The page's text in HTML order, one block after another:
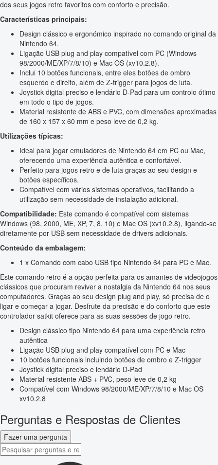
dos seus jogos retro favoritos com conforto e precisão.
Características principais:
Design clássico e ergonómico inspirado no comando original da
Nintendo 64.
Ligação USB plug and play compatível com PC (Windows
98/2000/ME/XP/7/8/10) e Mac OS (xv10.2.8).
Inclui 10 botões funcionais, entre eles botões de ombro
esquerdo e direito, além de Z-trigger para jogos de luta.
Joystick digital preciso e lendário D-Pad para um controlo ótimo
em todo o tipo de jogos.
Material resistente de ABS e PVC, com dimensões aproximadas
de 160 x 157 x 60 mm e peso leve de 0,2 kg.
Utilizações típicas:
Ideal para jogar emuladores de Nintendo 64 em PC ou Mac,
oferecendo uma experiência autêntica e confortável.
Perfeito para jogos retro e de luta graças ao seu design e
botões específicos.
Compatível com vários sistemas operativos, facilitando a
utilização sem necessidade de instalação adicional.
Compatibilidade: Este comando é compatível com sistemas
Windows (98, 2000, ME, XP, 7, 8, 10) e Mac OS (xv10.2.8), ligando-se
diretamente por USB sem necessidade de drivers adicionais.
Conteúdo da embalagem:
1 x Comando com cabo USB tipo Nintendo 64 para PC e Mac.
Este comando retro é a opção perfeita para os amantes de videojogos
clássicos que procuram reviver a nostalgia da Nintendo 64 nos seus
computadores. Graças ao seu design plug and play, só precisa de o
ligar e começar a jogar. Desfrute da precisão e do conforto que este
controlador satkit oferece para as suas sessões de jogo retro.
Design clássico tipo Nintendo 64 para uma experiência retro
autêntica
Ligação USB plug and play compatível com PC e Mac
10 botões funcionais incluindo botões de ombro e Z-trigger
Joystick digital preciso e lendário D-Pad
Material resistente ABS + PVC, peso leve de 0,2 kg
Compatível com Windows 98/2000/ME/XP/7/8/10 e Mac OS
xv10.2.8
Perguntas e Respostas de Clientes
Fazer uma pergunta